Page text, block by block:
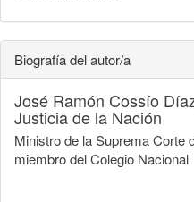
Biografía del autor/a
José Ramón Cossío
Justicia de la Nación
Ministro de la Suprema Corte
miembro del Colegio Nacional